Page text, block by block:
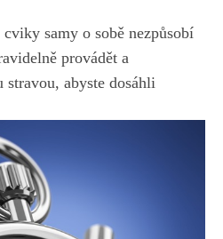
samy o sobě nezpůsobí
provádět a
⁣stravou, ‌abyste‌ dosáhli